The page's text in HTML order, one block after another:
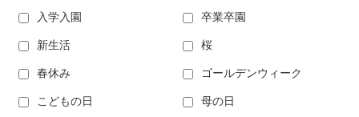
入学入園 卒業卒園
新生活 桜
春休み ゴールデンウィーク
こどもの日 母の日